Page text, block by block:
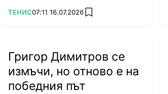
посещението ѝ в
ПОВЕЧЕ ОТ
ТЕНИС07:11 16.07.2026 add favorites
Григор Димитров се
измъчи, но отново е на
победния път